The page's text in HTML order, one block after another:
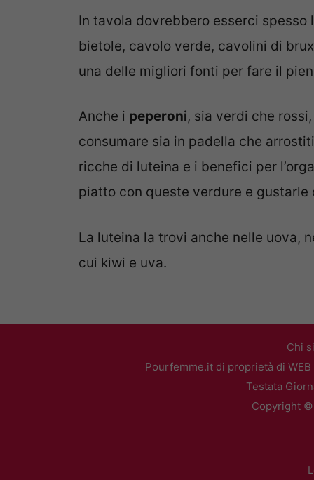
In tavola dovrebbero esserci spesso
bietole, cavolo verde, cavolini di
una delle migliori fonti per fare il
Anche i peperoni, sia verdi che
consumare sia in padella che
ricche di luteina e i benefici per
piatto con queste verdure e gustarle
La luteina la trovi anche nelle uova,
cui kiwi e uva.
Chi
Pourfemme.it di proprietà di WEB
Testata
Copyright